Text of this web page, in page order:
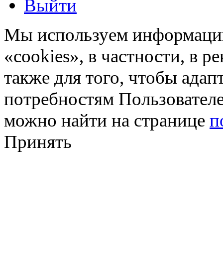
Выйти
Мы используем
«cookies», в частности, в
также для того, чтобы
потребностям
можно найти на странице
Принять